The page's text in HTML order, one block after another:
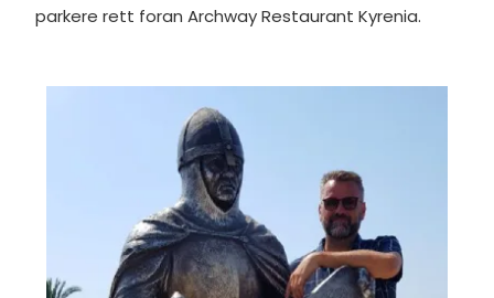
parkere rett foran Archway Restaurant Kyrenia.